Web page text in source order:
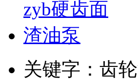
关键字：齿